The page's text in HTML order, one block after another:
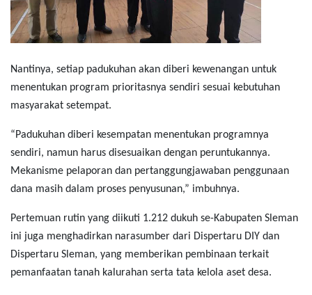
Nantinya, setiap padukuhan akan diberi kewenangan untuk
menentukan program prioritasnya sendiri sesuai kebutuhan
masyarakat setempat.
“Padukuhan diberi kesempatan menentukan programnya
sendiri, namun harus disesuaikan dengan peruntukannya.
Mekanisme pelaporan dan pertanggungjawaban penggunaan
dana masih dalam proses penyusunan,” imbuhnya.
Pertemuan rutin yang diikuti 1.212 dukuh se-Kabupaten Sleman
ini juga menghadirkan narasumber dari Dispertaru DIY dan
Dispertaru Sleman, yang memberikan pembinaan terkait
pemanfaatan tanah kalurahan serta tata kelola aset desa.